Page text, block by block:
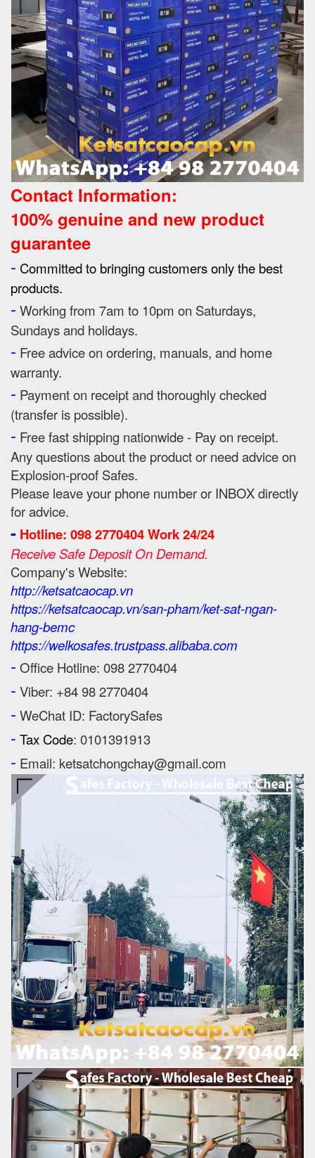
Contact Information:
100% genuine and new product
guarantee
- Committed to bringing customers only the best
products.
- Working from 7am to 10pm on Saturdays,
Sundays and holidays.
- Free advice on ordering, manuals, and home
warranty.
- Payment on receipt and thoroughly checked
(transfer is possible).
- Free fast shipping nationwide - Pay on receipt.
Any questions about the product or need advice on
Explosion-proof Safes.
Please leave your phone number or INBOX directly
for advice.
- Hotline: 098 2770404 Work 24/24
Receive Safe Deposit On Demand.
Company's Website:
http://ketsatcaocap.vn
https://ketsatcaocap.vn/san-pham/ket-sat-ngan-
hang-bemc
https://welkosafes.trustpass.alibaba.com
- Office Hotline: 098 2770404
- Viber: +84 98 2770404
- WeChat ID: FactorySafes
- Tax Code: 0101391913
- Email: ketsatchongchay@gmail.com